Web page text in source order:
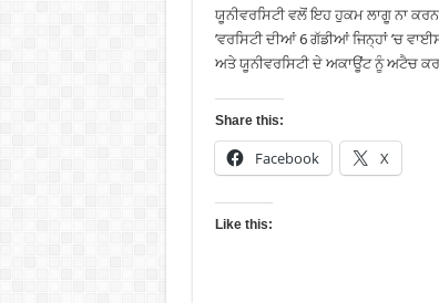
ਯੂਨੀਵਰਸਿਟੀ ਵਲੋਂ ਇਹ ਹੁਕਮ ਲਾਗੂ ਨਾ
’ਵਰਸਿਟੀ ਦੀਆਂ 6 ਗੱਡੀਆਂ ਜਿਨ੍ਹਾਂ ’ਚ
ਅਤੇ ਯੂਨੀਵਰਸਿਟੀ ਦੇ ਅਕਾਊਂਟ ਨੂੰ ਅਟੈਚ ਕਰ
Share this:
Facebook X
Like this: